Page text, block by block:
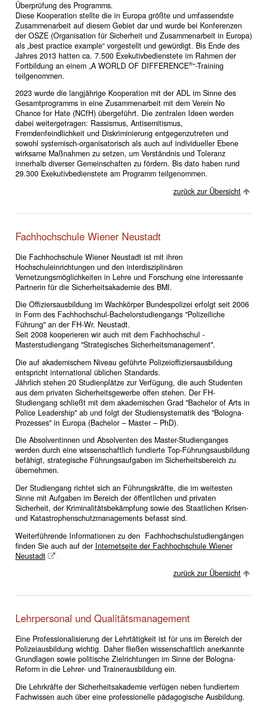
Überprüfung des Programms.
Diese Kooperation stellte die in Europa größte und umfassendste
Zusammenarbeit auf diesem Gebiet dar und wurde bei Konferenzen
der OSZE (Organisation für Sicherheit und Zusammenarbeit in Europa)
als „best practice example“ vorgestellt und gewürdigt. Bis Ende des
Jahres 2013 hatten ca. 7.500 Exekutivbedienstete im Rahmen der
Fortbildung an einem „A WORLD OF DIFFERENCE®“-Training
teilgenommen.
2023 wurde die langjährige Kooperation mit der ADL im Sinne des
Gesamtprogramms in eine Zusammenarbeit mit dem Verein No
Chance for Hate (NCfH) übergeführt. Die zentralen Ideen werden
dabei weitergetragen: Rassismus, Antisemitismus,
Fremdenfeindlichkeit und Diskriminierung entgegenzutreten und
sowohl systemisch-organisatorisch als auch auf individueller Ebene
wirksame Maßnahmen zu setzen, um Verständnis und Toleranz
innerhalb diverser Gemeinschaften zu fördern. Bis dato haben rund
29.300 Exekutivbedienstete am Programm teilgenommen.
zurück zur Übersicht
Fachhochschule Wiener Neustadt
Die Fachhochschule Wiener Neustadt ist mit ihren
Hochschuleinrichtungen und den interdisziplinären
Vernetzungsmöglichkeiten in Lehre und Forschung eine interessante
Partnerin für die Sicherheitsakademie des BMI.
Die Offiziersausbildung im Wachkörper Bundespolizei erfolgt seit 2006
in Form des Fachhochschul-Bachelorstudiengangs "Polizeiliche
Führung" an der FH-Wr. Neustadt.
Seit 2008 kooperieren wir auch mit dem Fachhochschul -
Masterstudiengang "Strategisches Sicherheitsmanagement".
Die auf akademischem Niveau geführte Polizeioffiziersausbildung
entspricht international üblichen Standards.
Jährlich stehen 20 Studienplätze zur Verfügung, die auch Studenten
aus dem privaten Sicherheitsgewerbe offen stehen. Der FH-
Studiengang schließt mit dem akademischen Grad "Bachelor of Arts in
Police Leadership" ab und folgt der Studiensystematik des "Bologna-
Prozesses" in Europa (Bachelor – Master – PhD).
Die Absolventinnen und Absolventen des Master-Studienganges
werden durch eine wissenschaftlich fundierte Top-Führungsausbildung
befähigt, strategische Führungsaufgaben im Sicherheitsbereich zu
übernehmen.
Der Studiengang richtet sich an Führungskräfte, die im weitesten
Sinne mit Aufgaben im Bereich der öffentlichen und privaten
Sicherheit, der Kriminalitätsbekämpfung sowie des Staatlichen Krisen-
und Katastrophenschutzmanagements befasst sind.
Weiterführende Informationen zu den Fachhochschulstudiengängen
finden Sie auch auf der Internetseite der Fachhochschule Wiener
Neustadt
.
zurück zur Übersicht
Lehrpersonal und Qualitätsmanagement
Eine Professionalisierung der Lehrtätigkeit ist für uns im Bereich der
Polizeiausbildung wichtig. Daher fließen wissenschaftlich anerkannte
Grundlagen sowie politische Zielrichtungen im Sinne der Bologna-
Reform in die Lehrer- und Trainerausbildung ein.
Die Lehrkräfte der Sicherheitsakademie verfügen neben fundiertem
Fachwissen auch über eine professionelle pädagogische Ausbildung.